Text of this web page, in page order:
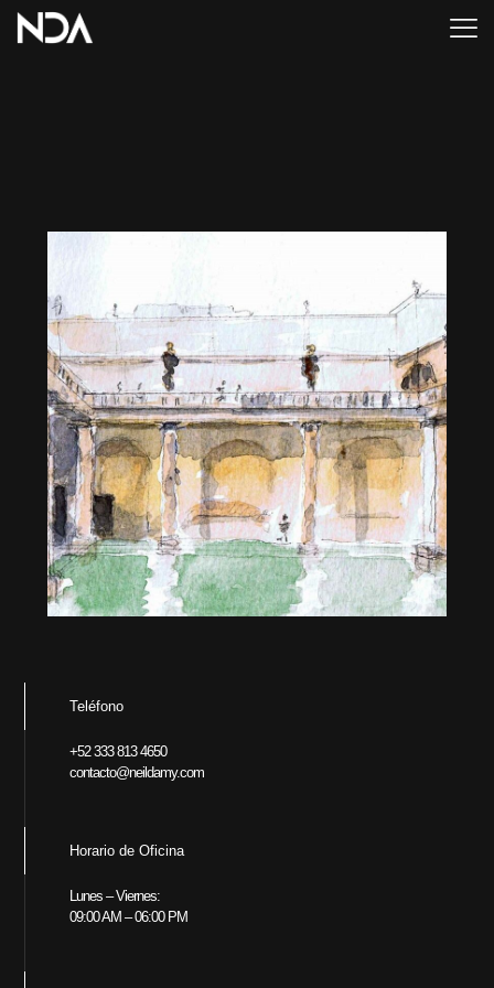
Teléfono
+52 333 813 4650
contacto@neildamy.com
Horario de Oficina
Lunes – Viernes:
09:00 AM – 06:00 PM